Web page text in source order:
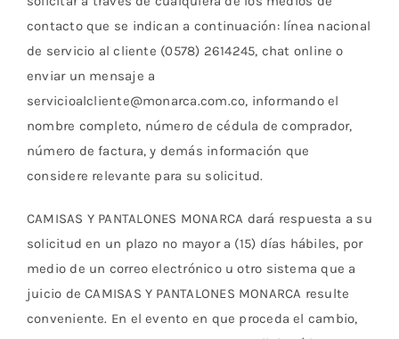
contacto que se indican a continuación: línea nacional
de servicio al cliente (0578) 2614245, chat online o
enviar un mensaje a
servicioalcliente@monarca.com.co, informando el
nombre completo, número de cédula de comprador,
número de factura, y demás información que
considere relevante para su solicitud.
CAMISAS Y PANTALONES MONARCA dará respuesta a su
solicitud en un plazo no mayor a (15) días hábiles, por
medio de un correo electrónico u otro sistema que a
juicio de CAMISAS Y PANTALONES MONARCA resulte
conveniente. En el evento en que proceda el cambio,